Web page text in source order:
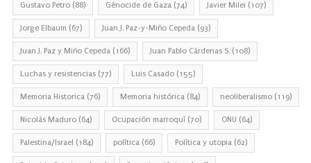
Gustavo Petro (88) Génocide de Gaza (74) Javier Milei (107)
Jorge Elbaum (67) Juan J. Paz-y-Miño Cepeda (93)
Juan J. Paz y Miño Cepeda (166) Juan Pablo Cárdenas S. (108)
Luchas y resistencias (77) Luis Casado (155)
Memoria Historica (76) Memoria histórica (84) neoliberalismo (119)
Nicolás Maduro (64) Ocupación marroquí (70) ONU (64)
Palestina/Israel (184) política (66) Política y utopia (62)